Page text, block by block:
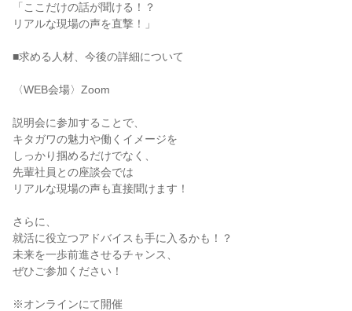
「ここだけの話が聞ける！？
リアルな現場の声を直撃！」
■求める人材、今後の詳細について
〈WEB会場〉Zoom
説明会に参加することで、
キタガワの魅力や働くイメージを
しっかり掴めるだけでなく、
先輩社員との座談会では
リアルな現場の声も直接聞けます！
さらに、
就活に役立つアドバイスも手に入るかも！？
未来を一歩前進させるチャンス、
ぜひご参加ください！
※オンラインにて開催